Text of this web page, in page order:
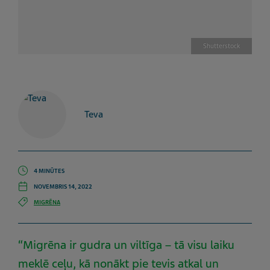
Shutterstock
Teva
4 MINŪTES
NOVEMBRIS 14, 2022
MIGRĒNA
“Migrēna ir gudra un viltīga – tā visu laiku
meklē ceļu, kā nonākt pie tevis atkal un